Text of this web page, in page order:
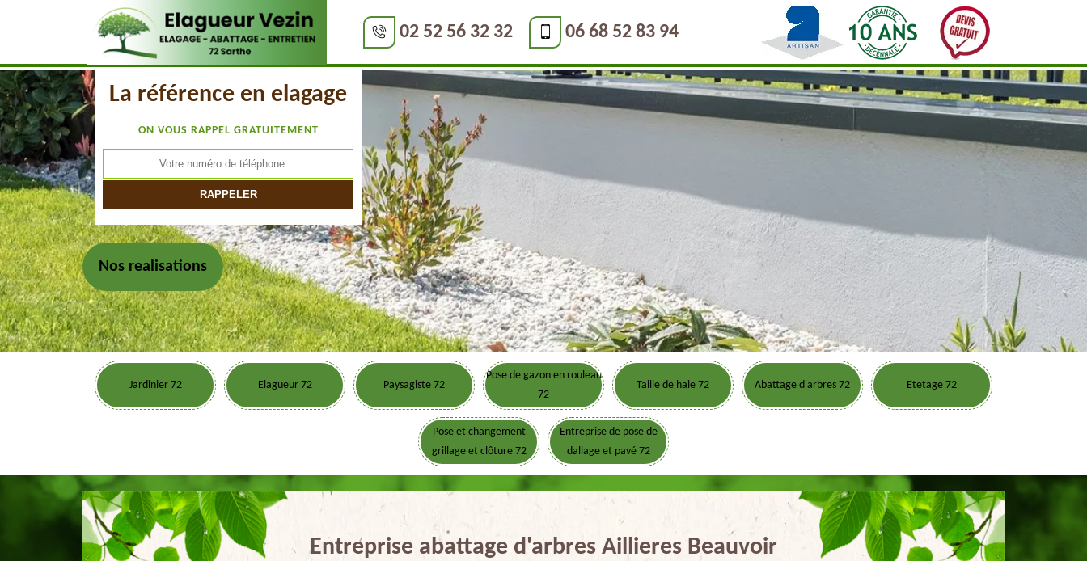
02 52 56 32 32 06 68 52 83 94
La référence en elagage
ON VOUS RAPPEL GRATUITEMENT
Nos realisations
Jardinier 72 Elagueur 72 Paysagiste 72
Pose de gazon en rouleau
72
Taille de haie 72 Abattage d'arbres 72 Etetage 72
Pose et changement
grillage et clôture 72
Entreprise de pose de
dallage et pavé 72
Entreprise abattage d'arbres Aillieres Beauvoir